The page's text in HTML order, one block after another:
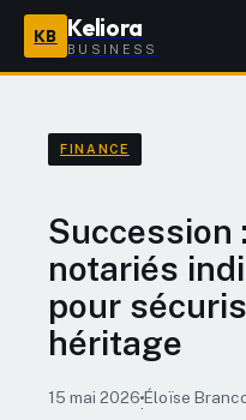
KB Keliora
BUSINESS
FINANCE
Succession
notariés
pour
héritage
15 mai 2026
·
Éloïse